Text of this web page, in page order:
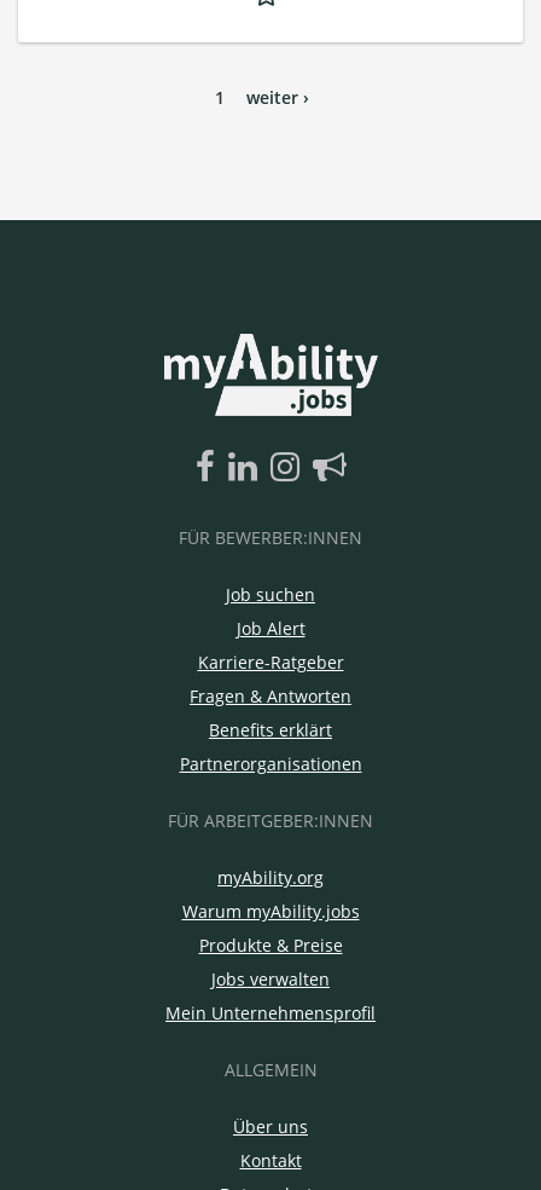
1 weiter ›
FÜR BEWERBER:INNEN
Job suchen
Job Alert
Karriere-Ratgeber
Fragen & Antworten
Benefits erklärt
Partnerorganisationen
FÜR ARBEITGEBER:INNEN
myAbility.org
Warum myAbility.jobs
Produkte & Preise
Jobs verwalten
Mein Unternehmensprofil
ALLGEMEIN
Über uns
Kontakt